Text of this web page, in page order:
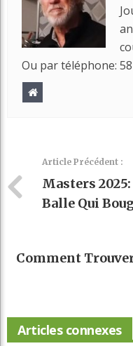
Ou par téléphone:
Article Précédent :
Masters
Balle Qui
Comment
Articles connexes